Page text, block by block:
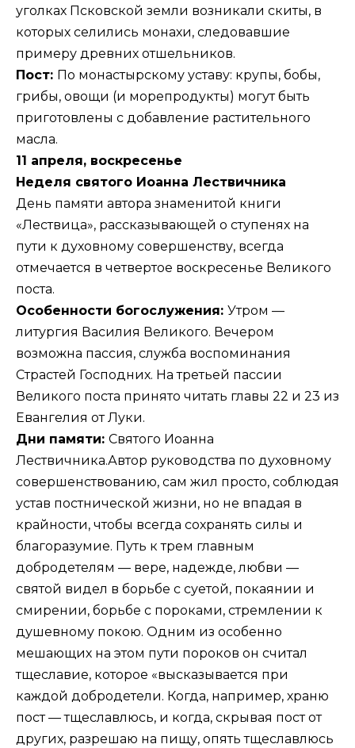
уголках Псковской земли возникали скиты, в
которых селились монахи, следовавшие
примеру древних отшельников.
Пост: По монастырскому уставу: крупы, бобы,
грибы, овощи (и морепродукты) могут быть
приготовлены с добавление растительного
масла.
11 апреля, воскресенье
Неделя святого Иоанна Лествичника
День памяти автора знаменитой книги
«Лествица», рассказывающей о ступенях на
пути к духовному совершенству, всегда
отмечается в четвертое воскресенье Великого
поста.
Особенности богослужения: Утром —
литургия Василия Великого. Вечером
возможна пассия, служба воспоминания
Страстей Господних. На третьей пассии
Великого поста принято читать главы 22 и 23 из
Евангелия от Луки.
Дни памяти: Святого Иоанна
Лествичника.Автор руководства по духовному
совершенствованию, сам жил просто, соблюдая
устав постнической жизни, но не впадая в
крайности, чтобы всегда сохранять силы и
благоразумие. Путь к трем главным
добродетелям — вере, надежде, любви —
святой видел в борьбе с суетой, покаянии и
смирении, борьбе с пороками, стремлении к
душевному покою. Одним из особенно
мешающих на этом пути пороков он считал
тщеславие, которое «высказывается при
каждой добродетели. Когда, например, храню
пост — тщеславлюсь, и когда, скрывая пост от
других, разрешаю на пищу, опять тщеславлюсь